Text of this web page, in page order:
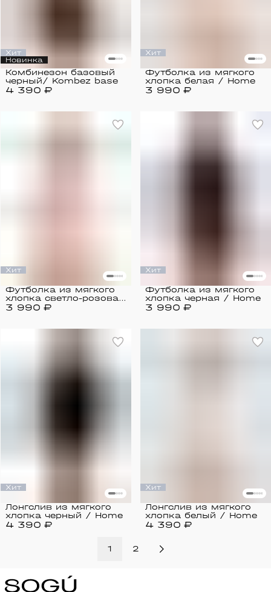
Хит
Новинка
4 390 ₽
Комбинезон базовый
черный/ Kombez base
Хит
3 990 ₽
Футболка из мягкого
хлопка белая / Home
Хит
3 990 ₽
Футболка из мягкого
хлопка светло-розовая
/ Home
Хит
3 990 ₽
Футболка из мягкого
хлопка черная / Home
Хит
4 390 ₽
Лонгслив из мягкого
хлопка черный / Home
Хит
4 390 ₽
Лонгслив из мягкого
хлопка белый / Home
1 2